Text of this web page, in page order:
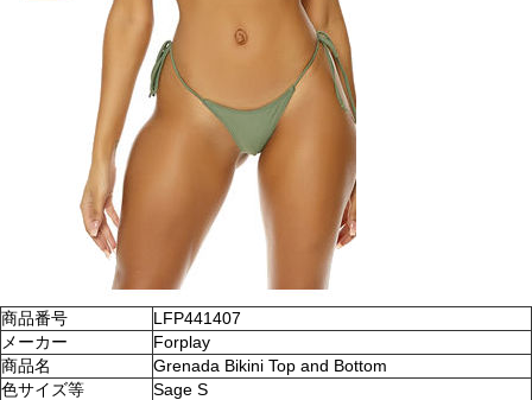
商品番号
LFP441407
メーカー
Forplay
商品名
Grenada Bikini Top and Bottom
色サイズ等
Sage S